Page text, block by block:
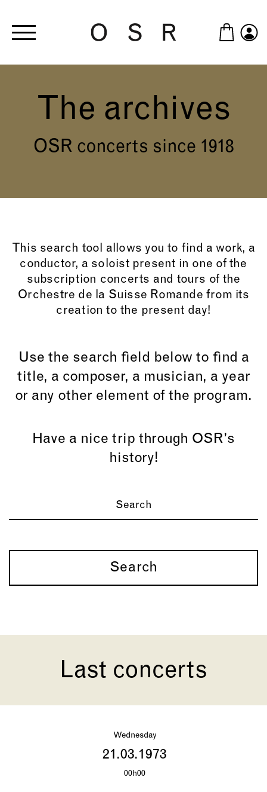
The archives
OSR concerts since 1918
This search tool allows you to find a work, a
conductor, a soloist present in one of the
subscription concerts and tours of the
Orchestre de la Suisse Romande from its
creation to the present day!
Use the search field below to find a
title, a composer, a musician, a year
or any other element of the program.
Have a nice trip through OSR’s
history!
Search
Last concerts
Wednesday
21.03.1973
00h00